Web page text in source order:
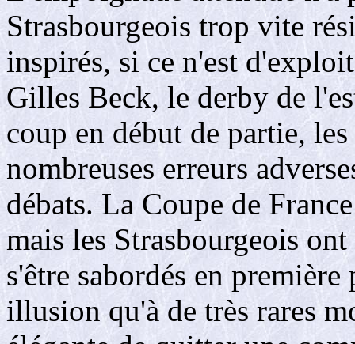
Strasbourgeois trop vite
inspirés, si ce n'est
Gilles Beck, le derby de
coup en début de partie,
nombreuses erreurs
débats. La Coupe de
mais les Strasbourgeois
s'être sabordés en
illusion qu'à de très rares